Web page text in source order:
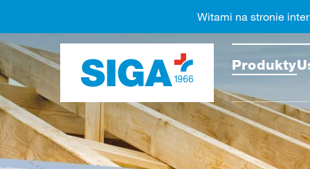
Produkty
Witami na stronie